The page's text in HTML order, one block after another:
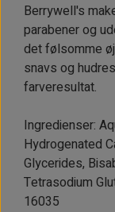
Berrywell's
parabener og
det følsomme
snavs og
farveresultat.
Ingredienser:
Hydrogenated
Glycerides,
Tetrasodium
16035